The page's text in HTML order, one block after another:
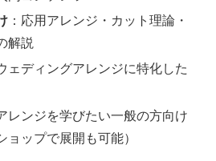
：応用アレンジ・カット理論・
解説
ェディングアレンジに特化した
レンジを学びたい一般の方向け
ョップで展開も可能）